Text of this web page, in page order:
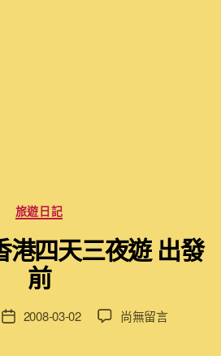
分
類
旅遊日記
港四天三夜遊 出發
前
文 2008-03-02
在
尚無留言